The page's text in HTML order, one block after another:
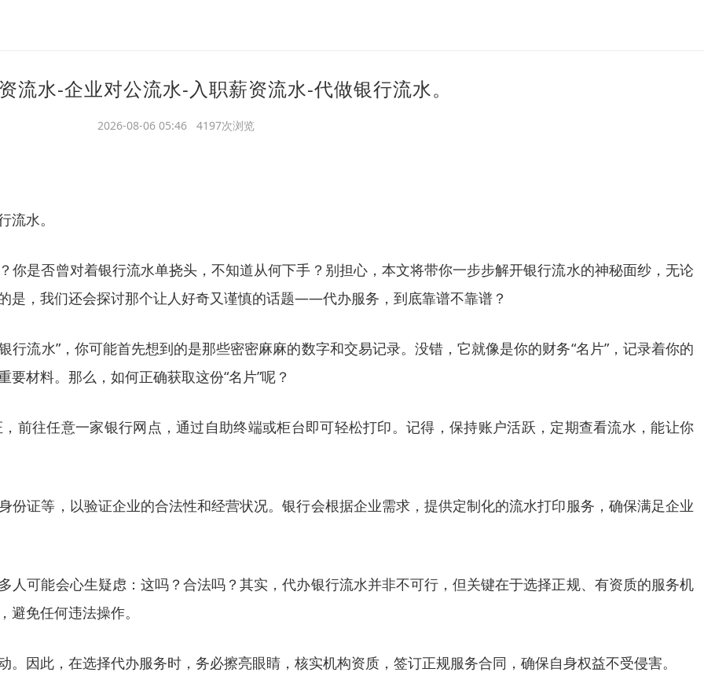
流水-企业对公流水-入职薪资流水-代做银行流水。
2026-08-06 05:46 4197次浏览
水。
你是否曾对着银行流水单挠头，不知道从何下手？别担心，本文将带你一步步解开银行流水的神秘面纱，无论
是，我们还会探讨那个让人好奇又谨慎的话题——代办服务，到底靠谱不靠谱？
行流水”，你可能首先想到的是那些密密麻麻的数字和交易记录。没错，它就像是你的财务“名片”，记录着你的
材料。那么，如何正确获取这份“名片”呢？
前往任意一家银行网点，通过自助终端或柜台即可轻松打印。记得，保持账户活跃，定期查看流水，能让你
份证等，以验证企业的合法性和经营状况。银行会根据企业需求，提供定制化的流水打印服务，确保满足企业
人可能会心生疑虑：这吗？合法吗？其实，代办银行流水并非不可行，但关键在于选择正规、有资质的服务机
免任何违法操作。
因此，在选择代办服务时，务必擦亮眼睛，核实机构资质，签订正规服务合同，确保自身权益不受侵害。